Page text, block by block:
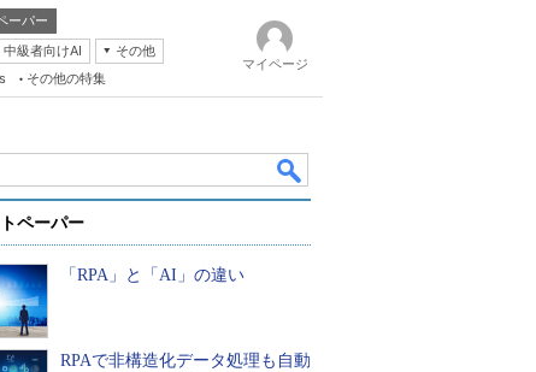
ーパー
中級者向けAI
その他
その他の特集
マイページ
ペーパー
「RPA」と「AI」の違い
RPAで非構造化データ処理も自動